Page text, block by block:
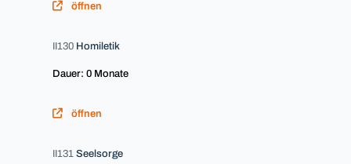
öffnen
II130 Homiletik
Dauer: 0 Monate
öffnen
II131 Seelsorge